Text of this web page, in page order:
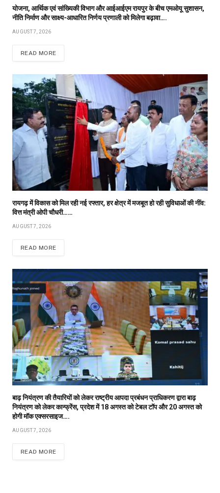
योजना, आर्थिक एवं सांख्यिकी विभाग और आईआईएम रायपुर के बीच एमओयू सुशासन,
नीति निर्माण और साक्ष्य-आधारित निर्णय प्रणाली को मिलेगा बढ़ावा….
AUGUST 7, 2026
READ MORE
रायगढ़ में विकास को मिल रही नई रफ्तार, हर क्षेत्र में मजबूत हो रही सुविधाओं की नींव:
वित्त मंत्री ओपी चौधरी……
AUGUST 7, 2026
READ MORE
बाढ़ नियंत्रण की तैयारियों को लेकर राष्ट्रीय आपदा प्रबंधन प्राधिकरण द्वारा बाढ़
नियंत्रण को लेकर कान्फ्रेंस, प्रदेश में 18 अगस्त को टेबल टॉप और 20 अगस्त को
होगी मॉक एक्सरसाइज….
AUGUST 7, 2026
READ MORE